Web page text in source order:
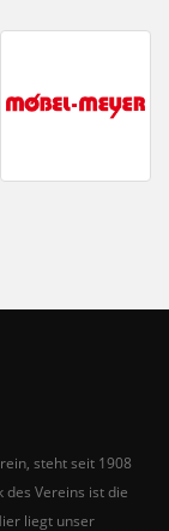
steht seit 1908
Vereins ist die
liegt unser